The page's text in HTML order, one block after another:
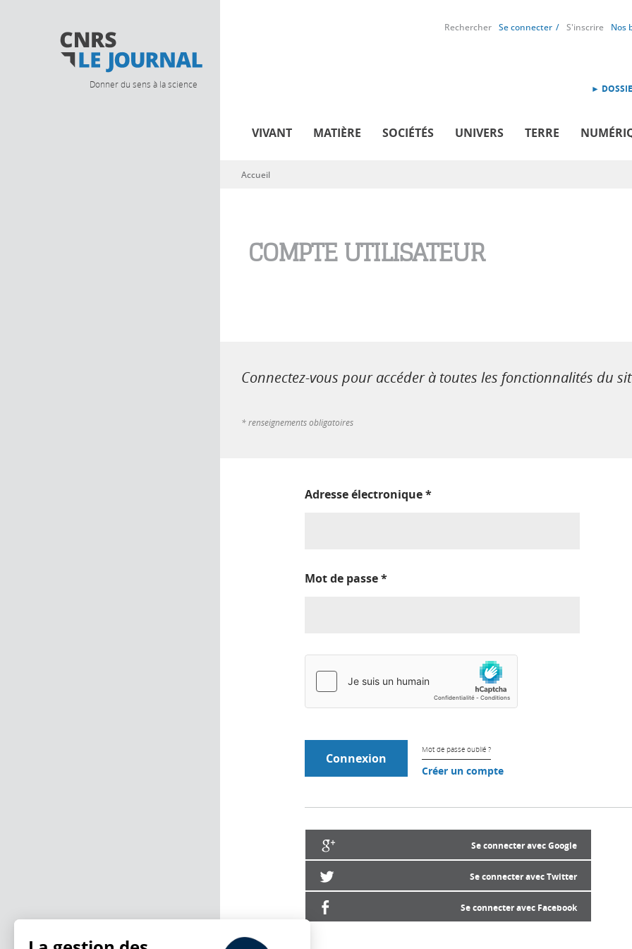
Donner du sens à la science
Rechercher Se connecter S'inscrire Nos
►
VIVANT MATIÈRE SOCIÉTÉS UNIVERS TERRE
Vous êtes ici
Accueil
COMPTE UTILISATEUR
Connectez-vous pour accéder à toutes les fonctionnalités du
* renseignements obligatoires
Adresse électronique*
Mot de passe*
Mot de passe oublié ?
Créer un compte
Se connecter avec Google
Se connecter avec Twitter
Se connecter avec Facebook